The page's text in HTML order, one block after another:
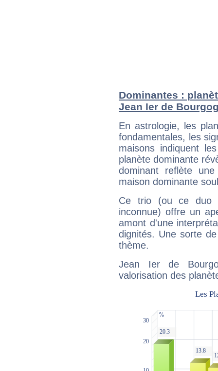
Dominantes :
Jean Ier de
En astrologie, les
fondamentales, les
maisons indiquent
planète dominante
dominant reflète
maison dominante
Ce trio (ou ce duo
inconnue) offre un
amont d'une
dignités. Une sorte
thème.
Jean Ier de
valorisation des